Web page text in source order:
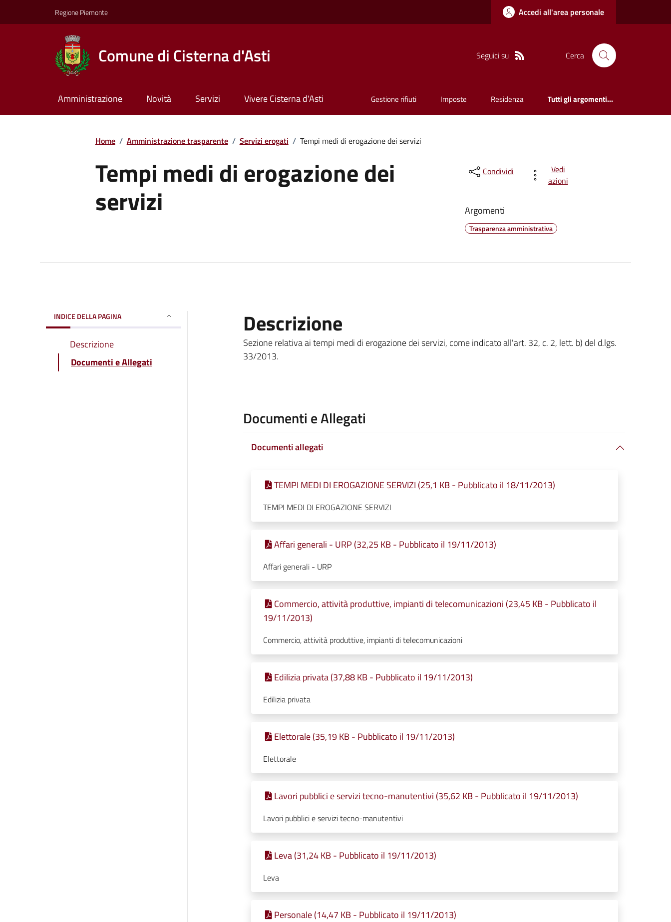
Regione Piemonte Accedi all'area personale
Comune di Cisterna d'Asti Seguici su Cerca
Amministrazione Novità Servizi Vivere Cisterna d'Asti Gestione rifiuti Imposte Residenza Tutti gli argomenti...
Home / Amministrazione trasparente / Servizi erogati / Tempi medi di erogazione dei servizi
Tempi medi di erogazione dei
servizi
Condividi
Vedi
azioni
Argomenti
Trasparenza amministrativa
INDICE DELLA PAGINA
Descrizione
Documenti e Allegati
Descrizione
Sezione relativa ai tempi medi di erogazione dei servizi, come indicato all'art. 32, c. 2, lett. b) del d.lgs.
33/2013.
Documenti e Allegati
Documenti allegati
TEMPI MEDI DI EROGAZIONE SERVIZI (25,1 KB - Pubblicato il 18/11/2013)
TEMPI MEDI DI EROGAZIONE SERVIZI
Affari generali - URP (32,25 KB - Pubblicato il 19/11/2013)
Affari generali - URP
Commercio, attività produttive, impianti di telecomunicazioni (23,45 KB - Pubblicato il
19/11/2013)
Commercio, attività produttive, impianti di telecomunicazioni
Edilizia privata (37,88 KB - Pubblicato il 19/11/2013)
Edilizia privata
Elettorale (35,19 KB - Pubblicato il 19/11/2013)
Elettorale
Lavori pubblici e servizi tecno-manutentivi (35,62 KB - Pubblicato il 19/11/2013)
Lavori pubblici e servizi tecno-manutentivi
Leva (31,24 KB - Pubblicato il 19/11/2013)
Leva
Personale (14,47 KB - Pubblicato il 19/11/2013)